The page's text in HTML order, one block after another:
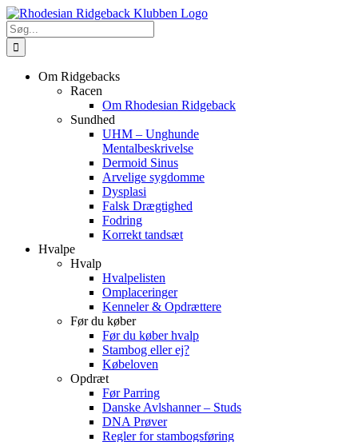
Skip
to
content
Søg
efter:
Om Ridgebacks
Racen
Om Rhodesian Ridgeback
Sundhed
UHM – Unghunde
Mentalbeskrivelse
Dermoid Sinus
Arvelige sygdomme
Dysplasi
Falsk Drægtighed
Fodring
Korrekt tandsæt
Hvalpe
Hvalp
Hvalpelisten
Omplaceringer
Kenneler & Opdrættere
Før du køber
Før du køber hvalp
Stambog eller ej?
Købeloven
Opdræt
Før Parring
Danske Avlshanner – Studs
DNA Prøver
Regler for stambogsføring